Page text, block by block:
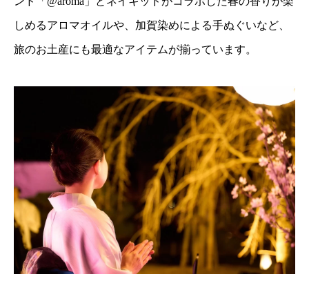
しめるアロマオイルや、加賀染めによる手ぬぐいなど、
旅のお土産にも最適なアイテムが揃っています。